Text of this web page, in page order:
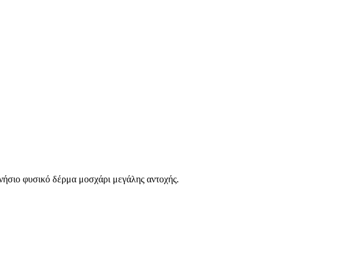
φυσικό δέρμα μοσχάρι μεγάλης αντοχής.